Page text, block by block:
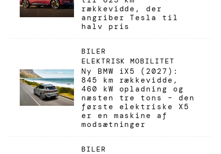
rækkevidde, der
angriber Tesla til
halv pris
BILER
ELEKTRISK MOBILITET
Ny BMW iX5 (2027):
845 km rækkevidde,
460 kW opladning og
næsten tre tons – den
første elektriske X5
er en maskine af
modsætninger
BILER